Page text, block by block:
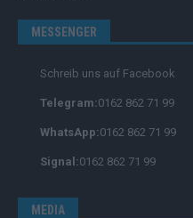
MESSENGER
Schreib uns auf Facebook
Telegram:0162 862 71 99
WhatsApp:0162 862 71 99
Signal:0162 862 71 99
MEDIA